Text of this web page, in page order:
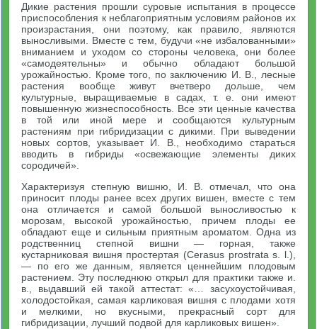
Дикие растения прошли суровые испытания в процессе
приспособления к неблагоприятным условиям районов их
произрастания, они поэтому, как правило, являются
выносливыми. Вместе с тем, будучи «не избалованными»
вниманием и уходом со стороны человека, они более
«самодеятельны» и обычно обладают большой
урожайностью. Кроме того, по заключению И. В., лесные
растения вообще живут вчетверо дольше, чем
культурные, выращиваемые в садах, т. е. они имеют
повышенную жизнеспособность. Все эти ценные качества
в той или иной мере и сообщаются культурным
растениям при гибридизации с дикими. При выведении
новых сортов, указывает И. В., необходимо стараться
вводить в гибриды «освежающие элементы диких
сородичей».
Характеризуя степную вишню, И. В. отмечал, что она
приносит плоды ранее всех других вишен, вместе с тем
она отличается и самой большой выносливостью к
морозам, высокой урожайностью, причем плоды ее
обладают еще и сильным приятным ароматом. Одна из
родственниц степной вишни — горная, также
кустарниковая вишня простертая (Cerasus prostrata s. l.),
— по его же данным, является ценнейшим плодовым
растением. Эту последнюю открыл для практики также и.
в., выдавший ей такой аттестат: «… засухоустойчивая,
холодостойкая, самая карликовая вишня с плодами хотя
и мелкими, но вкусными, прекрасный сорт для
гибридизации, лучший подвой для карликовых вишен».